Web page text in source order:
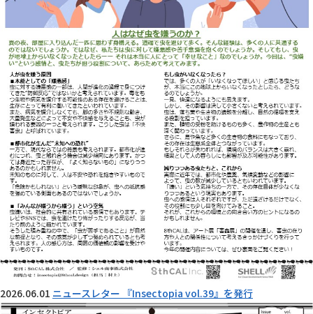
2026.06.01 ニュースレター 『Insectopia vol.39』を発行